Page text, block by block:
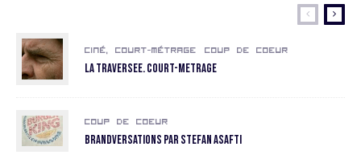
Ciné, court-métrage Coup de coeur
La Traversee. COURT-METRAGE
Coup de coeur
Brandversations par Stefan Asafti